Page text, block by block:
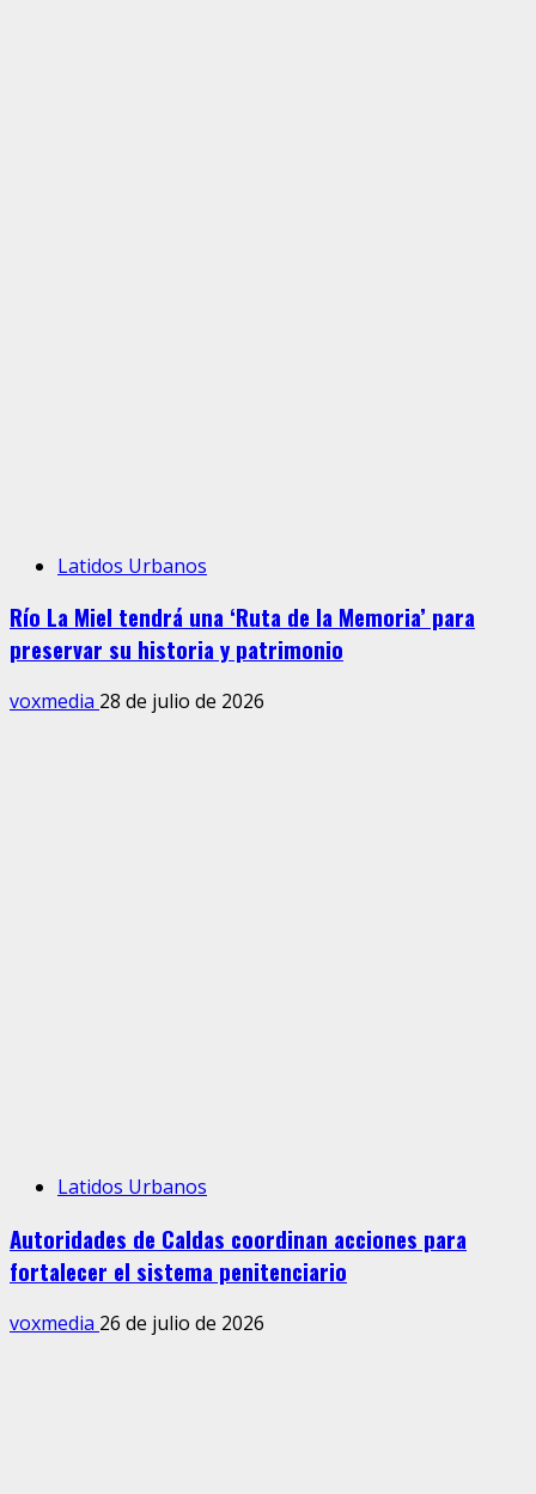
Latidos Urbanos
Río La Miel tendrá una ‘Ruta de la Memoria’ para
preservar su historia y patrimonio
voxmedia 28 de julio de 2026
Latidos Urbanos
Autoridades de Caldas coordinan acciones para
fortalecer el sistema penitenciario
voxmedia 26 de julio de 2026